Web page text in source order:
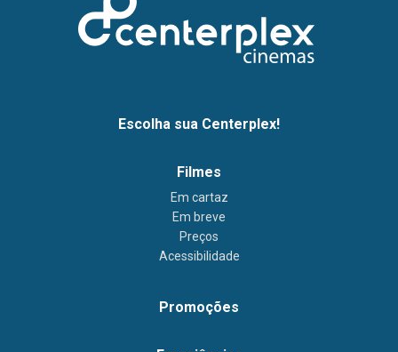
Escolha sua Centerplex!
Filmes
Em cartaz
Em breve
Preços
Acessibilidade
Promoções